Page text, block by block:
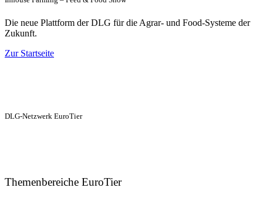
Die neue Plattform der DLG für die Agrar- und Food-Systeme der
Zukunft.
Zur Startseite
DLG-Netzwerk EuroTier
Themenbereiche EuroTier